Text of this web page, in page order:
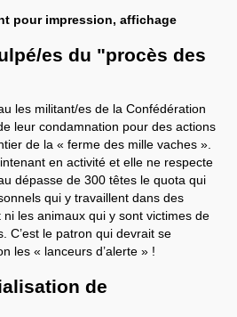
pour impression, affichage
es du "procès des
les militant/es de la Confédération
leur condamnation pour des actions
de la « ferme des mille vaches ».
en activité et elle ne respecte
dépasse de 300 têtes le quota qui
qui y travaillent dans des
les animaux qui y sont victimes de
C’est le patron qui devrait se
les « lanceurs d’alerte » !
de